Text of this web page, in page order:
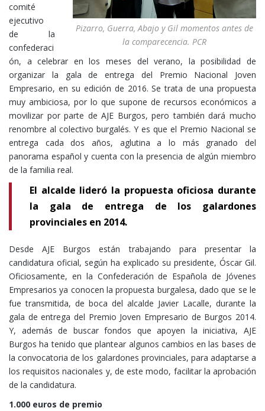
Pizarro, Guerra, Abajo y Gil momentos antes de
la comparecencia. PCR
comité
ejecutivo
de la
confederaci
ón, a celebrar en los meses del verano, la posibilidad de
organizar la gala de entrega del Premio Nacional Joven
Empresario, en su edición de 2016. Se trata de una propuesta
muy ambiciosa, por lo que supone de recursos económicos a
movilizar por parte de AJE Burgos, pero también dará mucho
renombre al colectivo burgalés. Y es que el Premio Nacional se
entrega cada dos años, aglutina a lo más granado del
panorama español y cuenta con la presencia de algún miembro
de la familia real.
El alcalde lideró la propuesta oficiosa durante
la gala de entrega de los galardones
provinciales en 2014.
Desde AJE Burgos están trabajando para presentar la
candidatura oficial, según ha explicado su presidente, Óscar Gil.
Oficiosamente, en la Confederación de Española de Jóvenes
Empresarios ya conocen la propuesta burgalesa, dado que se le
fue transmitida, de boca del alcalde Javier Lacalle, durante la
gala de entrega del Premio Joven Empresario de Burgos 2014.
Y, además de buscar fondos que apoyen la iniciativa, AJE
Burgos ha tenido que plantear algunos cambios en las bases de
la convocatoria de los galardones provinciales, para adaptarse a
los requisitos nacionales y, de este modo, facilitar la aprobación
de la candidatura.
1.000 euros de premio